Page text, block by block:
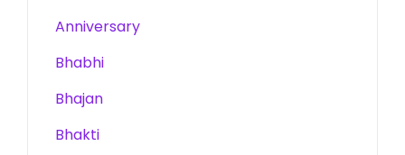
Anniversary
Bhabhi
Bhajan
Bhakti